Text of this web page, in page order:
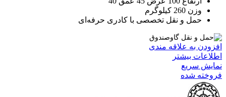
وزن 260 کیلوگرم
حمل و نقل تخصصی با کادری حرفه‌ای
افزودن به علاقه مندی
اطلاعات بیشتر
نمایش سریع
فروخته شده